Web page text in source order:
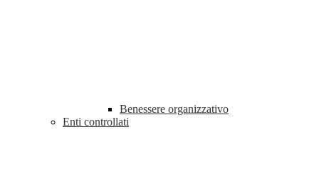
Benessere organizzativo
Enti controllati